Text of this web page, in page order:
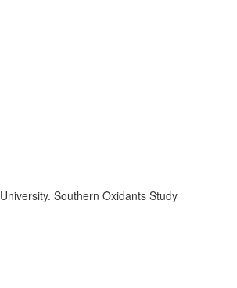
Southern Oxidants Study